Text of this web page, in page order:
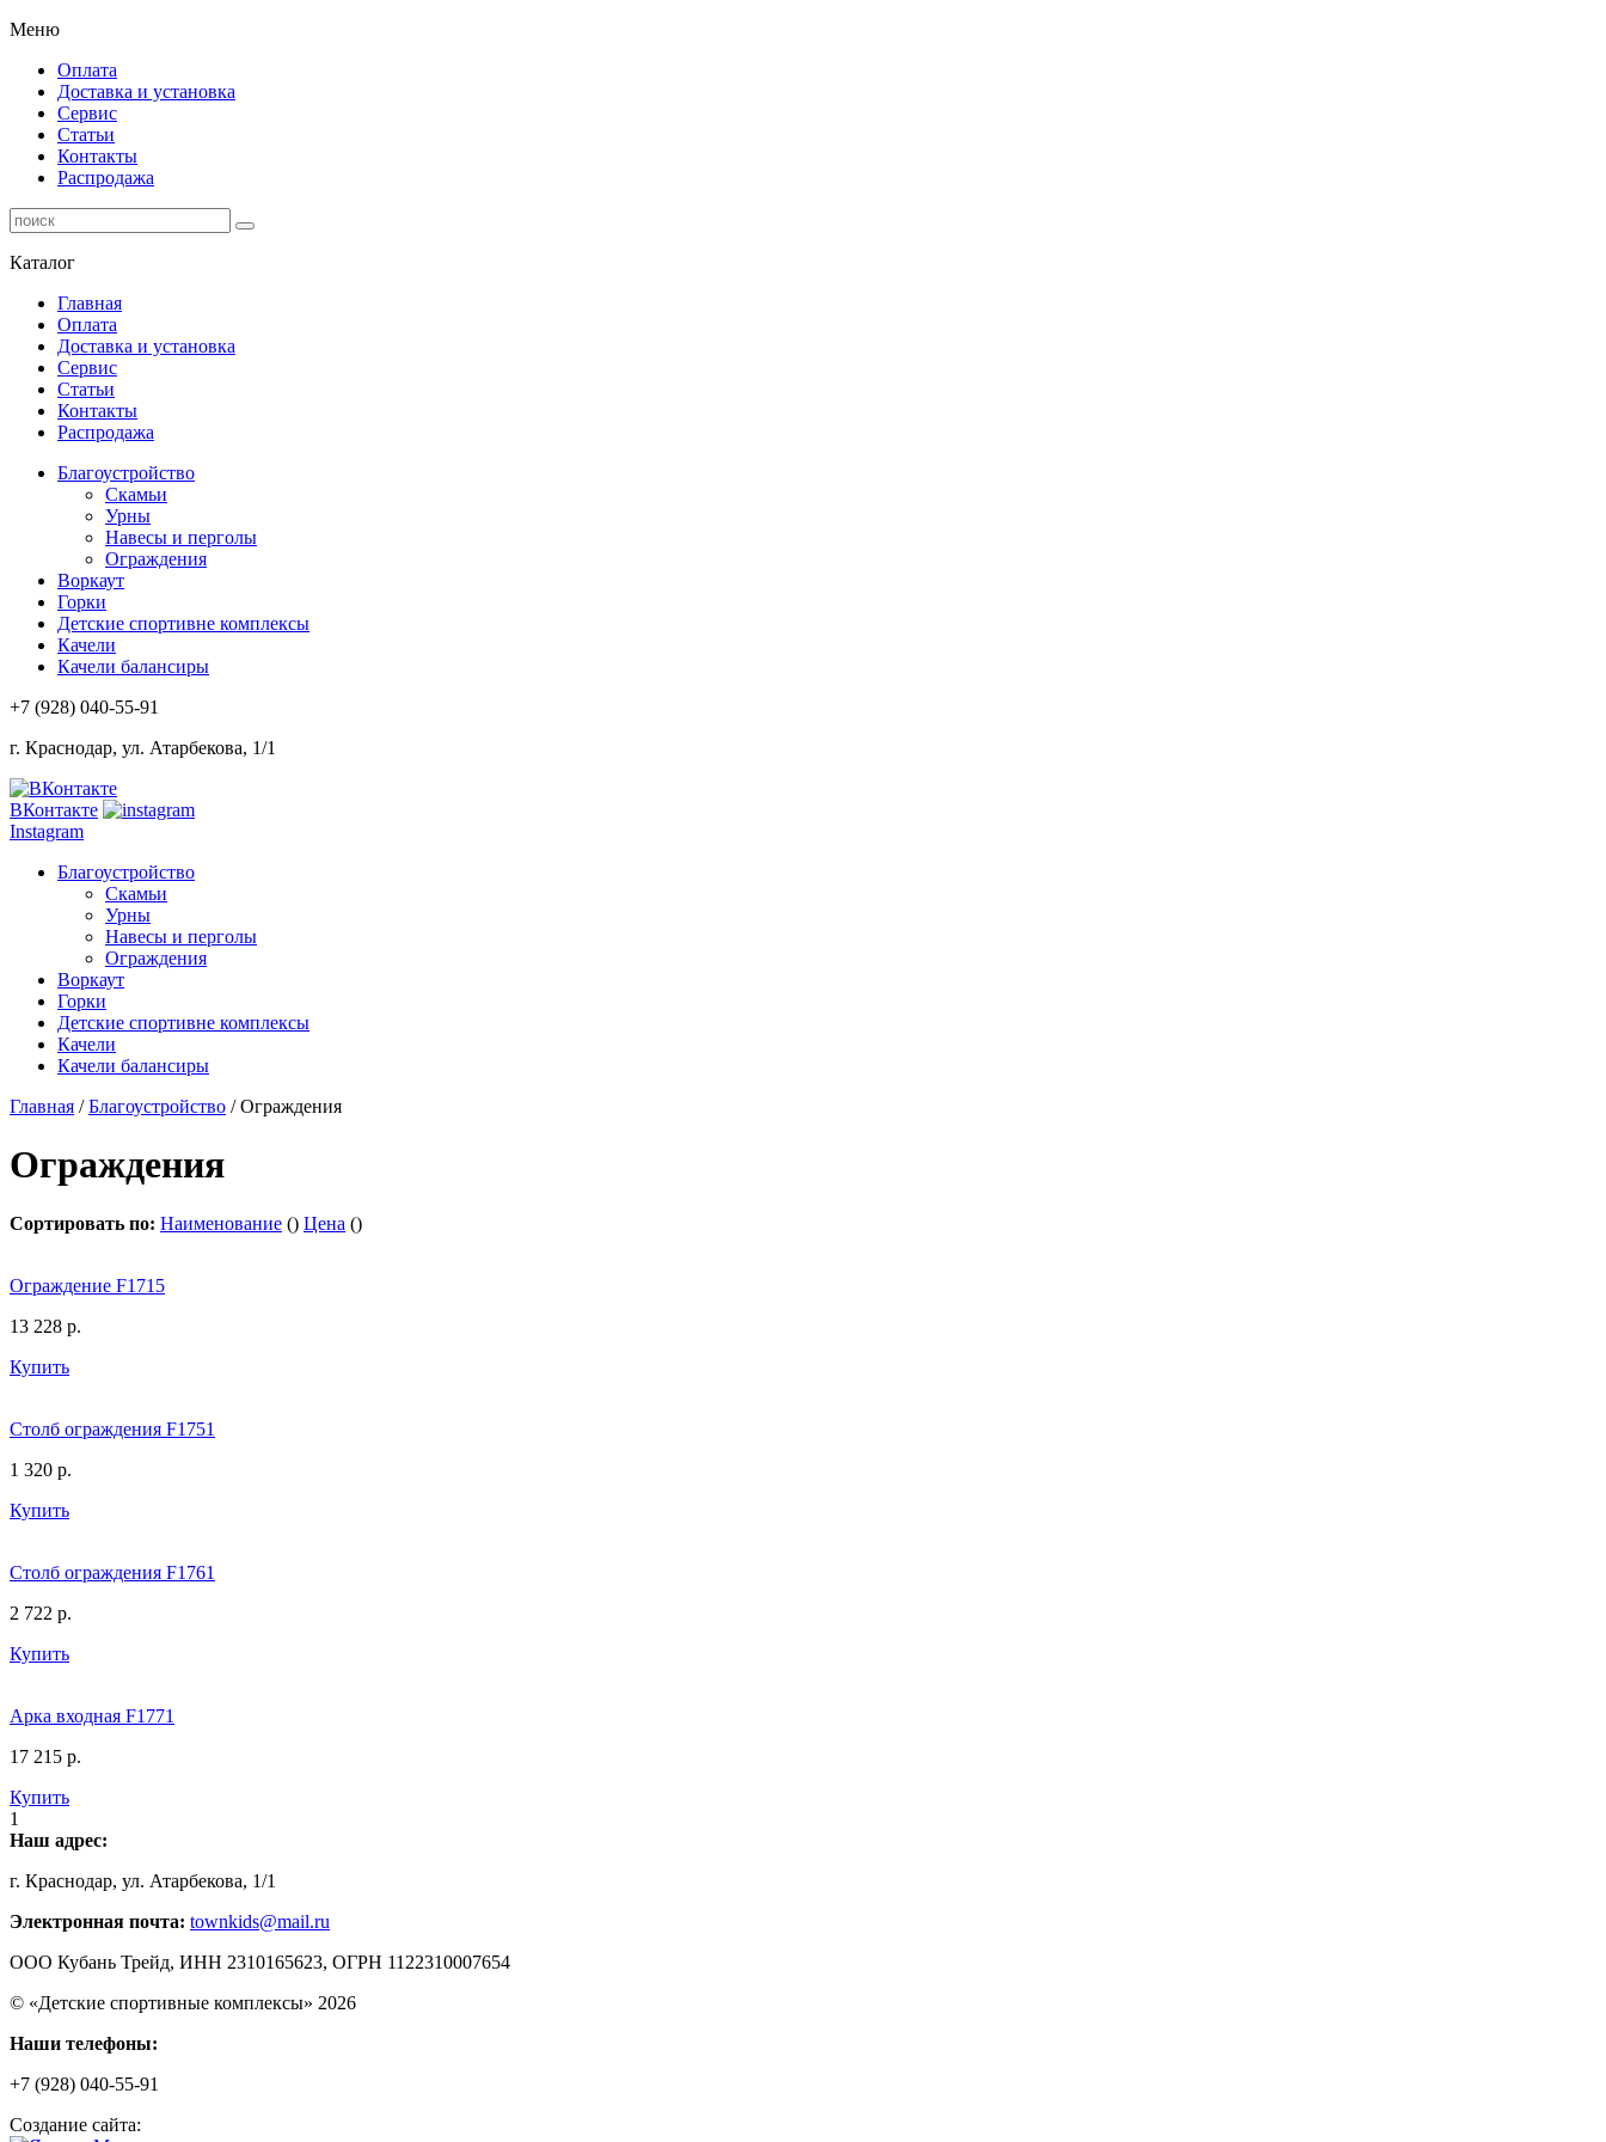
Меню
Оплата
Доставка и установка
Сервис
Статьи
Контакты
Распродажа
Каталог
Главная
Оплата
Доставка и установка
Сервис
Статьи
Контакты
Распродажа
Благоустройство
Скамьи
Урны
Навесы и перголы
Ограждения
Воркаут
Горки
Детские спортивне комплексы
Качели
Качели балансиры
+7 (928) 040-55-91
г. Краснодар, ул. Атарбекова, 1/1
ВКонтакте
Instagram
Благоустройство
Скамьи
Урны
Навесы и перголы
Ограждения
Воркаут
Горки
Детские спортивне комплексы
Качели
Качели балансиры
Главная / Благоустройство / Ограждения
Ограждения
Сортировать по: Наименование () Цена ()
Ограждение F1715
13 228 р.
Купить
Столб ограждения F1751
1 320 р.
Купить
Столб ограждения F1761
2 722 р.
Купить
Арка входная F1771
17 215 р.
Купить
1
Наш адрес:
г. Краснодар, ул. Атарбекова, 1/1
Электронная почта: townkids@mail.ru
ООО Кубань Трейд, ИНН 2310165623, ОГРН 1122310007654
© «Детские спортивные комплексы» 2026
Наши телефоны:
+7 (928) 040-55-91
Создание сайта: